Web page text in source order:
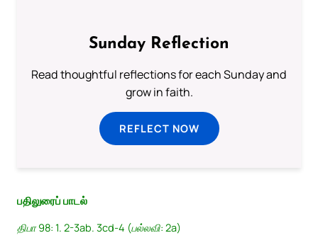
Sunday Reflection
Read thoughtful reflections for each Sunday and
grow in faith.
REFLECT NOW
பதிலுரைப் பாடல்
திபா 98: 1. 2-3ab. 3cd-4 (பல்லவி: 2a)